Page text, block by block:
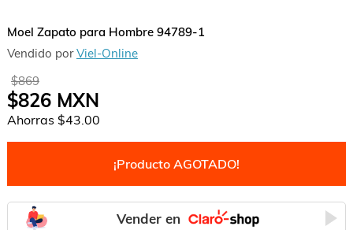
Moel Zapato para Hombre 94789-1
Vendido porViel-Online
$869
$826MXN
Ahorras $43.00
¡Producto AGOTADO!
Vender en